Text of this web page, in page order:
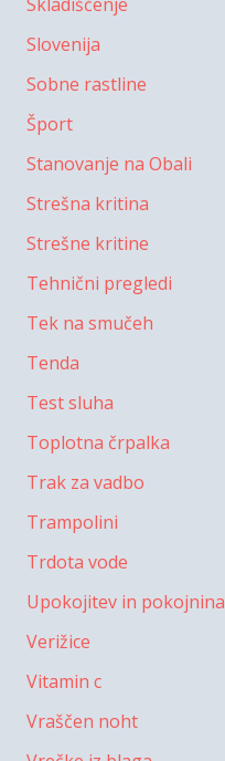
Slovenija
Sobne rastline
Šport
Stanovanje na Obali
Strešna kritina
Strešne kritine
Tehnični pregledi
Tek na smučeh
Tenda
Test sluha
Toplotna črpalka
Trak za vadbo
Trampolini
Trdota vode
Upokojitev in pokojnina
Verižice
Vitamin c
Vraščen noht